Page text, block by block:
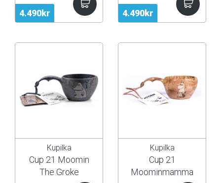
4.490kr 4.490kr
Kupilka
Cup 21 Moomin
The Groke
Kupilka
Cup 21
Moominmamma